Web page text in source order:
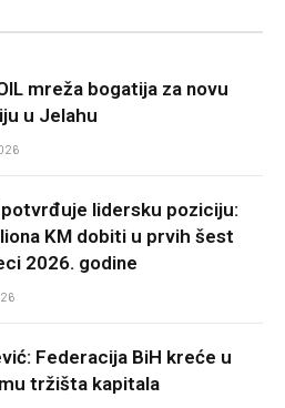
mreža bogatija za novu
u Jelahu
lidersku poziciju:
KM dobiti u prvih šest
2026. godine
Federacija BiH kreće u
tržišta kapitala